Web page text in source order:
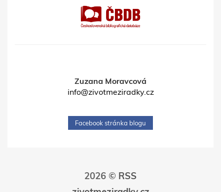
Zuzana Moravcová
info@zivotmeziradky.cz
Facebook stránka blogu
2026 © RSS